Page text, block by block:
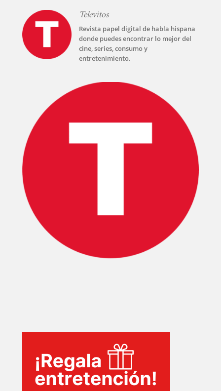
Televitos
Revista papel digital de habla hispana
donde puedes encontrar lo mejor del
cine, series, consumo y
entretenimiento.